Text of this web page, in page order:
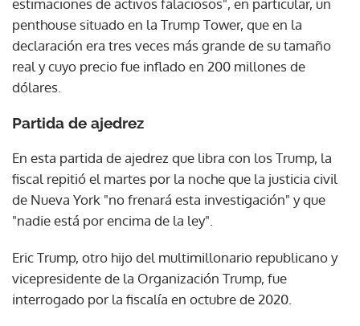
estimaciones de activos falaciosos", en particular, un
penthouse situado en la Trump Tower, que en la
declaración era tres veces más grande de su tamaño
real y cuyo precio fue inflado en 200 millones de
dólares.
Partida de ajedrez
En esta partida de ajedrez que libra con los Trump, la
fiscal repitió el martes por la noche que la justicia civil
de Nueva York "no frenará esta investigación" y que
"nadie está por encima de la ley".
Eric Trump, otro hijo del multimillonario republicano y
vicepresidente de la Organización Trump, fue
interrogado por la fiscalía en octubre de 2020.